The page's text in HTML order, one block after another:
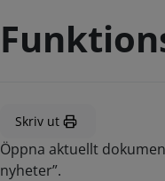
Skriv ut
Öppna aktuellt
nyheter”.